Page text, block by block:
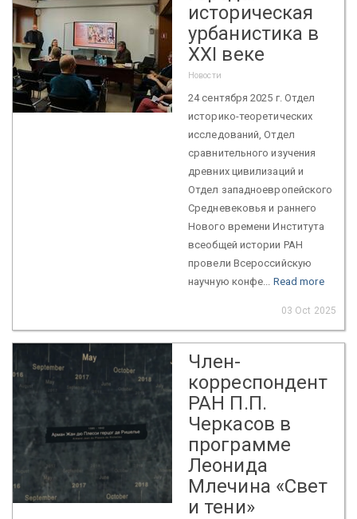
историческая
урбанистика в
XXI веке
Новости
24 сентября 2025 г. Отдел
историко-теоретических
исследований, Отдел
сравнительного изучения
древних цивилизаций и
Отдел западноевропейского
Средневековья и раннего
Нового времени Института
всеобщей истории РАН
провели Всероссийскую
научную конфе... Read more
03 Oct 2025
Член-
корреспондент
РАН П.П.
Черкасов в
программе
Леонида
Млечина «Свет
и тени»